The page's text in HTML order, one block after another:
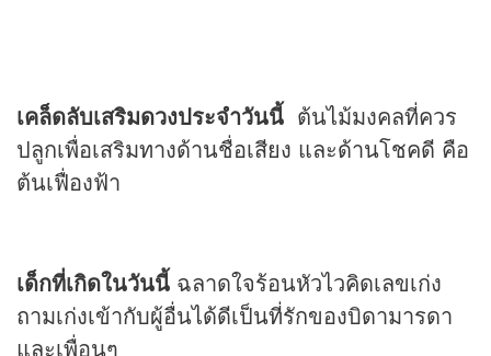
เคล็ดลับเสริมดวงประจำวันนี้ ต้นไม้มงคลที่ควร
ปลูกเพื่อเสริมทางด้านชื่อเสียง และด้านโชคดี คือ
ต้นเฟื่องฟ้า
เด็กที่เกิดในวันนี้ ฉลาดใจร้อนหัวไวคิดเลขเก่ง
ถามเก่งเข้ากับผู้อื่นได้ดีเป็นที่รักของบิดามารดา
และเพื่อนๆ